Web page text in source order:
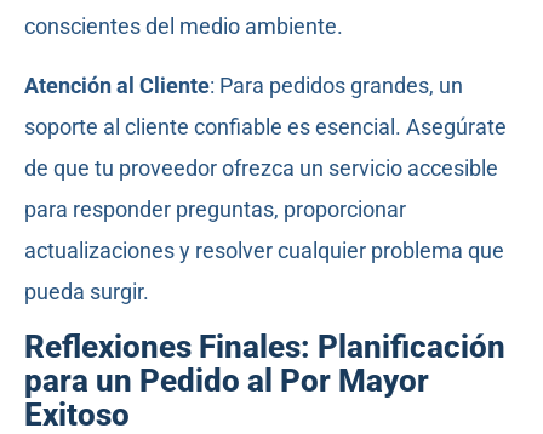
conscientes del medio ambiente.
Atención al Cliente: Para pedidos grandes, un
soporte al cliente confiable es esencial. Asegúrate
de que tu proveedor ofrezca un servicio accesible
para responder preguntas, proporcionar
actualizaciones y resolver cualquier problema que
pueda surgir.
Reflexiones Finales: Planificación
para un Pedido al Por Mayor
Exitoso